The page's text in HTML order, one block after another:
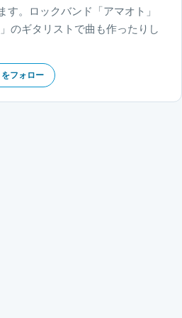
す。ロックバンド「アマオト」
」のギタリストで曲も作ったりし
フォロー